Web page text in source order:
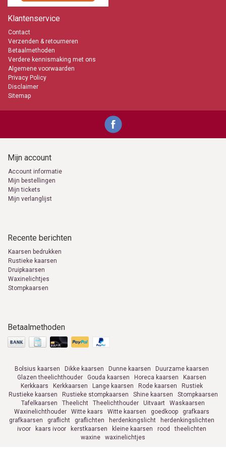
Klantenservice
Contact
Verzenden & retourneren
Betaalmethoden
Verdere kennismaking met ons
Algemene voorwaarden
Privacy Policy
Disclaimer
Sitemap
Mijn account
Account informatie
Mijn bestellingen
Mijn tickets
Mijn verlanglijst
Recente berichten
Kaarsen bedrukken
Rustieke kaarsen
Druipkaarsen
Waxinelichtjes
Stompkaarsen
Betaalmethoden
Bolsius kaarsen Dikke kaarsen Dunne kaarsen
Duurzame kaarsen
Glazen theelichthouder
Gouda kaarsen Horeca kaarsen
Kaarsen
Kerkkaars
Kerkkaarsen Lange kaarsen Rode kaarsen
Rustiek
Rustieke kaarsen
Rustieke stompkaarsen Shine kaarsen
Stompkaarsen
Tafelkaarsen
Theelicht Theelichthouder Uitvaart
Waskaarsen
Waxinelichthouder
Witte kaars Witte kaarsen goedkoop
grafkaars
grafkaarsen
graflicht graflichten herdenkingslicht
herdenkingslichten
ivoor
kaars ivoor kerstkaarsen kleine kaarsen rood
theelichten
waxine
waxinelichtjes